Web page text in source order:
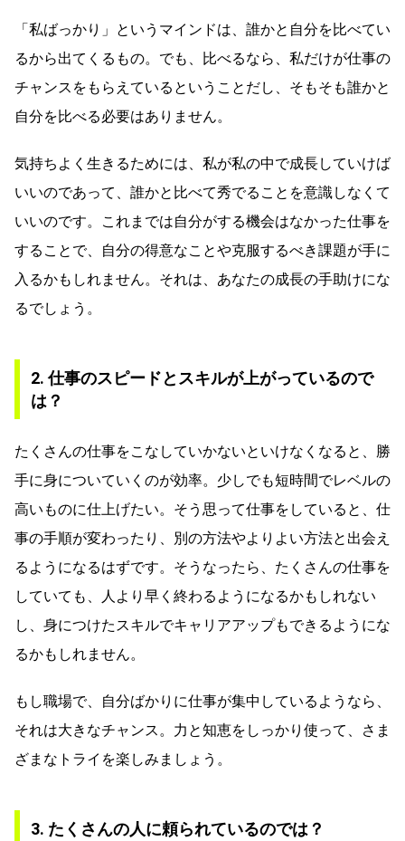
「私ばっかり」というマインドは、誰かと自分を比べてい
るから出てくるもの。でも、比べるなら、私だけが仕事の
チャンスをもらえているということだし、そもそも誰かと
自分を比べる必要はありません。
気持ちよく生きるためには、私が私の中で成長していけば
いいのであって、誰かと比べて秀でることを意識しなくて
いいのです。これまでは自分がする機会はなかった仕事を
することで、自分の得意なことや克服するべき課題が手に
入るかもしれません。それは、あなたの成長の手助けにな
るでしょう。
2. 仕事のスピードとスキルが上がっているので
は？
たくさんの仕事をこなしていかないといけなくなると、勝
手に身についていくのが効率。少しでも短時間でレベルの
高いものに仕上げたい。そう思って仕事をしていると、仕
事の手順が変わったり、別の方法やよりよい方法と出会え
るようになるはずです。そうなったら、たくさんの仕事を
していても、人より早く終わるようになるかもしれない
し、身につけたスキルでキャリアアップもできるようにな
るかもしれません。
もし職場で、自分ばかりに仕事が集中しているようなら、
それは大きなチャンス。力と知恵をしっかり使って、さま
ざまなトライを楽しみましょう。
3. たくさんの人に頼られているのでは？